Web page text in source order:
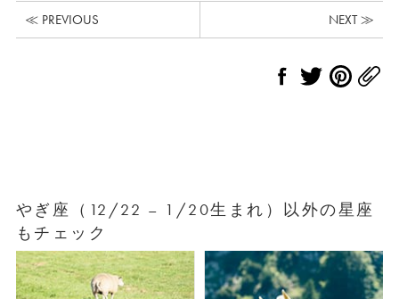
≪ PREVIOUS NEXT ≫
やぎ座（12/22 – 1/20生まれ）以外の星座
もチェック